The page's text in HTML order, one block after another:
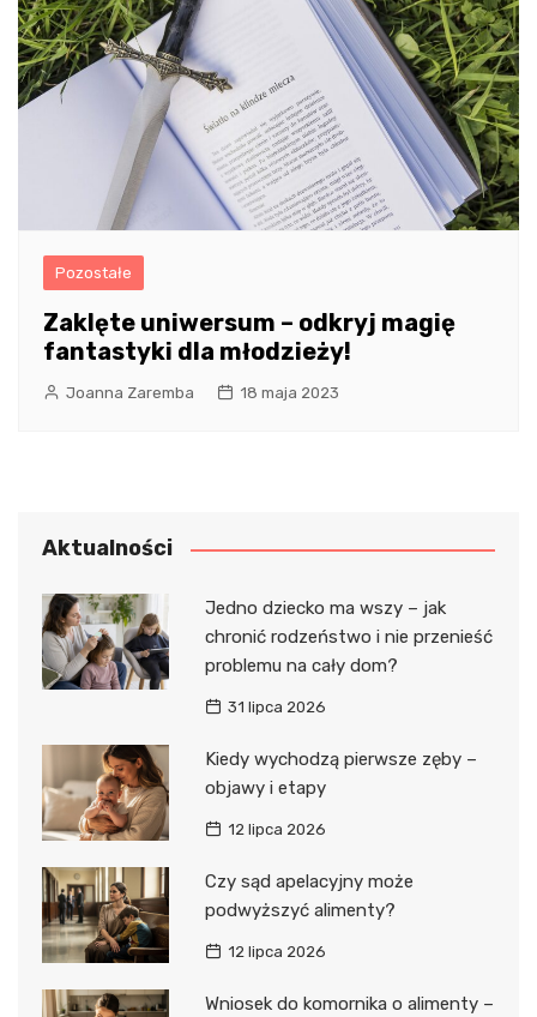
Pozostałe
Zaklęte uniwersum – odkryj magię
fantastyki dla młodzieży!
Joanna Zaremba 18 maja 2023
Aktualności
Jedno dziecko ma wszy – jak
chronić rodzeństwo i nie przenieść
problemu na cały dom?
31 lipca 2026
Kiedy wychodzą pierwsze zęby –
objawy i etapy
12 lipca 2026
Czy sąd apelacyjny może
podwyższyć alimenty?
12 lipca 2026
Wniosek do komornika o alimenty –